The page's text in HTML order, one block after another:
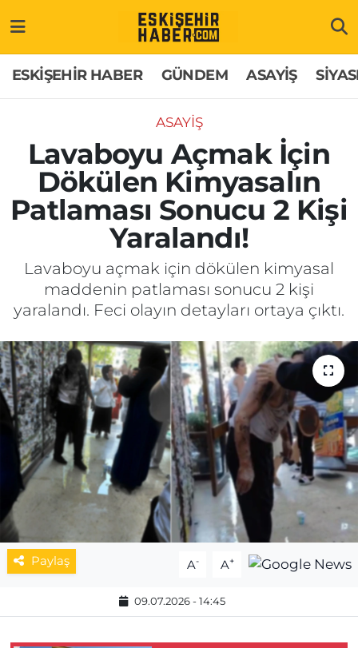
ESKİŞEHİR HABER GÜNDEM ASAYİŞ
ASAYİŞ
Lavaboyu Açmak İçin
Dökülen Kimyasalın
Patlaması Sonucu 2 Kişi
Yaralandı!
Lavaboyu açmak için dökülen kimyasal
maddenin patlaması sonucu 2 kişi
yaralandı. Feci olayın detayları ortaya çıktı.
Paylaş A- A+
09.07.2026 - 14:45
GÜNDEM
ASAYİŞ
SİYASET
EKONOMİ
SAĞLIK
EĞİTİM
SPOR
MAGAZİN
ESKİŞEHİRSPOR
Hakkımızda
İletişim
Künye
Odunpazarı Trafik Yoğunluk Haritası
Süper Lig Puan Durumu ve Fikstür
Tüm Manşetler
Son Dakika Haberleri
Haber Arşivi